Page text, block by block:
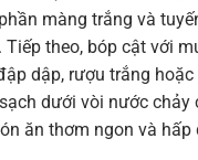
màng trắng và
theo, bóp cật với
dập, rượu trắng
dưới vòi nước
ăn thơm ngon và hấp